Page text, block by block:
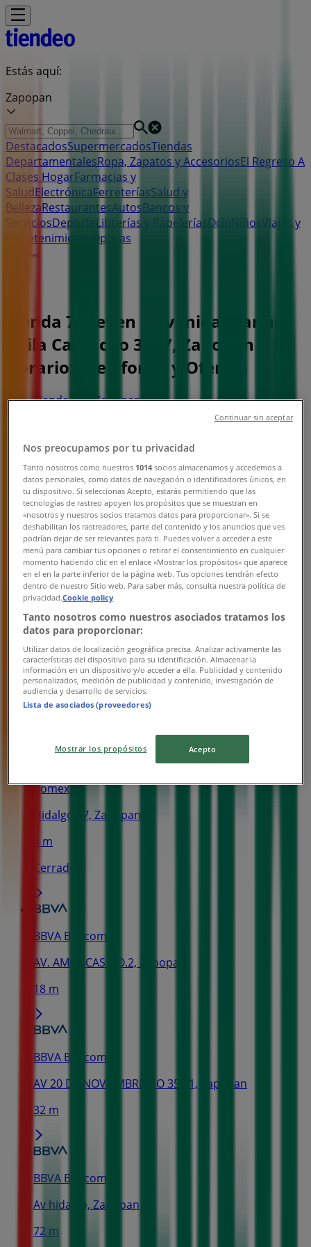
Estás aquí:
Zapopan
DestacadosSupermercadosTiendas
DepartamentalesRopa, Zapatos y AccesoriosEl Regreso A
Clases HogarFarmacias y
SaludElectrónicaFerreteríasSalud y
BellezaRestaurantesAutosBancos y
ServiciosDeporte Librerías y Papelerías Ocio Niños
Viajes y
Entretenimiento
Ópticas
Publicidad
Tienda 7-eleven | Avenida Manuel
Ávila Camacho 3587, Zapopan -
Horarios, Teléfonos y Ofertas
Tiendeo en Zapopan»
Ofertas de Supermercados en Zapopan»
7-eleven | Avenida Manuel Ávila Camacho 3587
Mapa
Mapa
Ofertas de 7-eleven en Zapopan
7-eleven
Ofertas 7-eleven
Vence el 26/8
Las tiendas más cercanas
Comex
Hidalgo 97, Zapopan
8 m
Cerrado
BBVA Bancomer
AV. AMERICAS NO.2, Zapopan
18 m
BBVA Bancomer
AV 20 DE NOVIEMBRE NO 351 1, Zapopan
32 m
BBVA Bancomer
Av hidalgo, Zapopan
72 m
Nos preocupamos por tu privacidad
Tanto nosotros como nuestros 1014 socios almacenamos y accedemos a
datos personales, como datos de navegación o identificadores únicos, en
tu dispositivo. Si seleccionas Acepto, estarás permitiendo que las
tecnologías de rastreo apoyen los propósitos que se muestran en
«nosotros y nuestros socios tratamos datos para proporcionar». Si se
deshabilitan los rastreadores, parte del contenido y los anuncios que ves
podrían dejar de ser relevantes para ti. Puedes volver a acceder a este
menú para cambiar tus opciones o retirar el consentimiento en cualquier
momento haciendo clic en el enlace «Mostrar los propósitos» que aparece
en el en la parte inferior de la página web. Tus opciones tendrán efecto
dentro de nuestro Sitio web. Para saber más, consulta nuestra política de
privacidad.Cookie policy
Tanto nosotros como nuestros asociados tratamos los
datos para proporcionar:
Utilizar datos de localización geográfica precisa. Analizar activamente las
características del dispositivo para su identificación. Almacenar la
información en un dispositivo y/o acceder a ella. Publicidad y contenido
personalizados, medición de publicidad y contenido, investigación de
audiencia y desarrollo de servicios.
Lista de asociados (proveedores)
Mostrar los propósitos Acepto
Continuar sin aceptar